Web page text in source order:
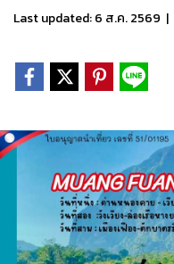
Last updated: 6 ส.ค. 2569 |